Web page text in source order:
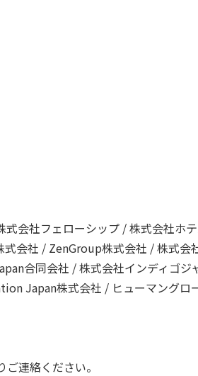
会社フェローシップ / 株式会社ホ
会社 / ZenGroup株式会社 / 株式会
合同会社 / 株式会社インディゴジ
Japan株式会社 / ヒューマングロ
連絡ください。